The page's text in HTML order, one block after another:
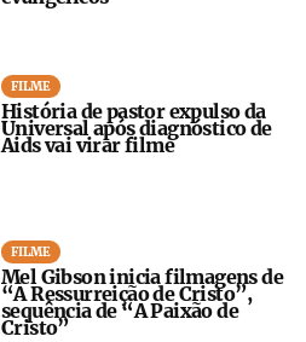
FILME
História de pastor expulso da
Universal após diagnóstico de
Aids vai virar filme
FILME
Mel Gibson inicia filmagens de
“A Ressurreição de Cristo”,
sequência de “A Paixão de
Cristo”